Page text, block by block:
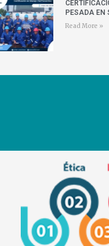
PESADA EN
Read More »